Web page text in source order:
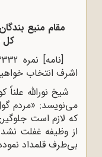
مقام منیع
کل
اشرف انتخاب
شیخ نورالله
می‌نویسد: «مردم
که لازم است
از وظیفه غفلت
بی‌طرف قلمداد نموده‌ام.